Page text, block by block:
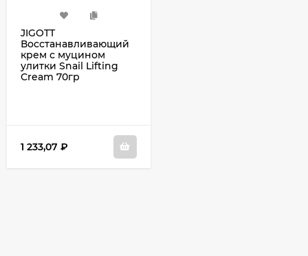
JIGOTT
Восстанавливающий
крем с муцином
улитки Snail Lifting
Cream 70гр
1 233,07 ₽